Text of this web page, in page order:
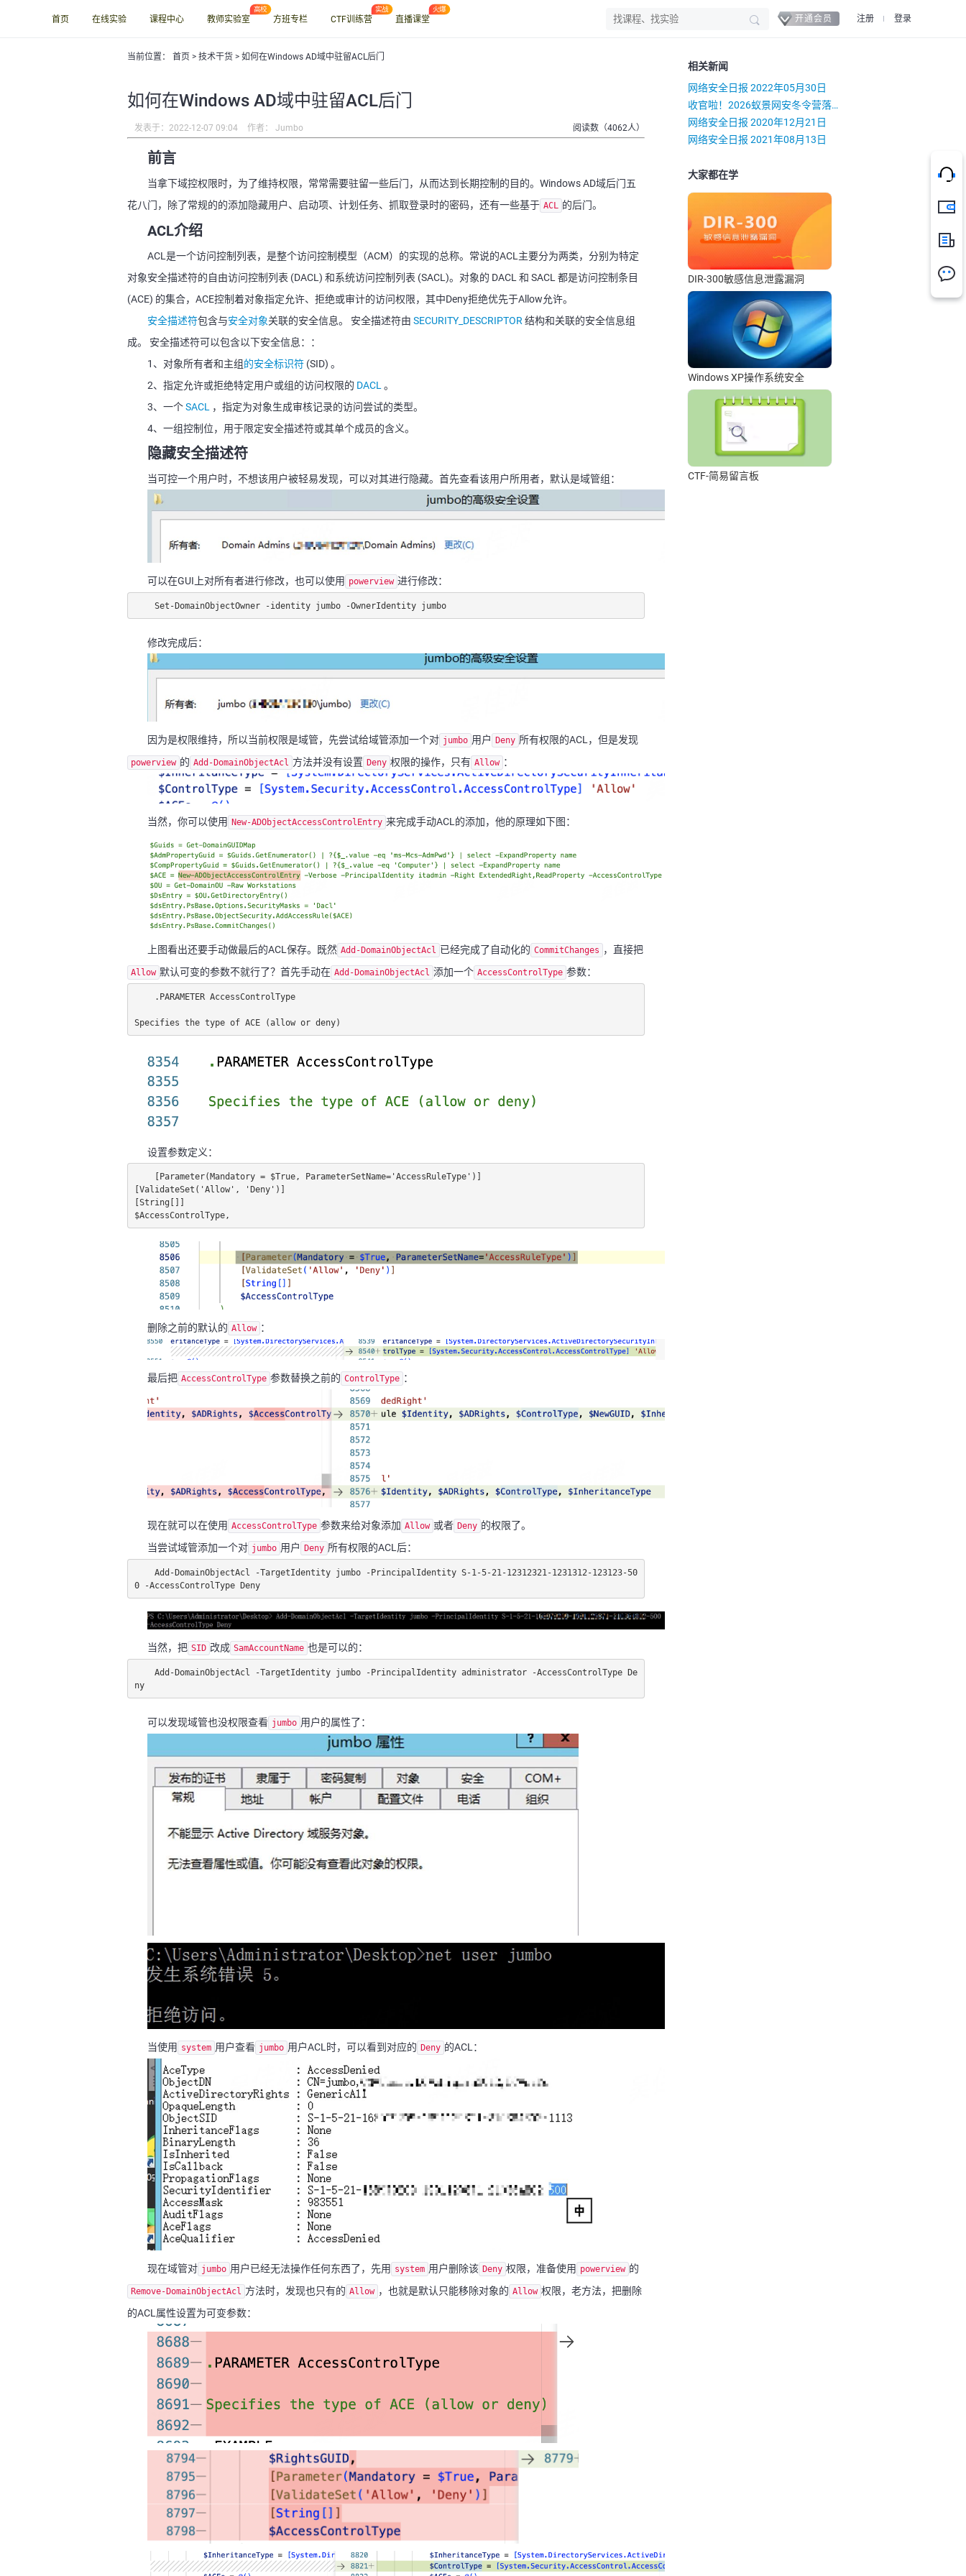
首页 在线实验 课程中心 教师实验室 方班专栏 CTF训练营 直播课堂 开通会员 注册 登录
当前位置： 首页 > 技术干货 > 如何在Windows AD域中驻留ACL后门
如何在Windows AD域中驻留ACL后门
发表于：2022-12-07 09:04 作者： Jumbo 阅读数（4062人）
前言
当拿下域控权限时，为了维持权限，常常需要驻留一些后门，从而达到长期控制的目的。Windows AD域后门五
花八门，除了常规的的添加隐藏用户、启动项、计划任务、抓取登录时的密码，还有一些基于 ACL 的后门。
ACL介绍
ACL是一个访问控制列表，是整个访问控制模型（ACM）的实现的总称。常说的ACL主要分为两类，分别为特定
对象安全描述符的自由访问控制列表 (DACL) 和系统访问控制列表 (SACL)。对象的 DACL 和 SACL 都是访问控制条目
(ACE) 的集合，ACE控制着对象指定允许、拒绝或审计的访问权限，其中Deny拒绝优先于Allow允许。
安全描述符包含与安全对象关联的安全信息。 安全描述符由 SECURITY_DESCRIPTOR 结构和关联的安全信息组
成。 安全描述符可以包含以下安全信息：：
1、对象所有者和主组的安全标识符 (SID) 。
2、指定允许或拒绝特定用户或组的访问权限的 DACL 。
3、一个SACL
，指定为对象生成审核记录的访问尝试的类型。
4、一组控制位，用于限定安全描述符或其单个成员的含义。
隐藏安全描述符
当可控一个用户时，不想该用户被轻易发现，可以对其进行隐藏。首先查看该用户所用者，默认是域管组：
可以在GUI上对所有者进行修改，也可以使用 powerview 进行修改：
Set-DomainObjectOwner -identity jumbo -OwnerIdentity jumbo
修改完成后：
因为是权限维持，所以当前权限是域管，先尝试给域管添加一个对 jumbo 用户 Deny 所有权限的ACL，但是发现
powerview 的 Add-DomainObjectAcl 方法并没有设置 Deny 权限的操作，只有 Allow ：
当然，你可以使用 New-ADObjectAccessControlEntry 来完成手动ACL的添加，他的原理如下图：
上图看出还要手动做最后的ACL保存。既然 Add-DomainObjectAcl 已经完成了自动化的 CommitChanges ，直接把
Allow 默认可变的参数不就行了？首先手动在 Add-DomainObjectAcl 添加一个 AccessControlType 参数：
.PARAMETER AccessControlType
Specifies the type of ACE (allow or deny)
设置参数定义：
[Parameter(Mandatory = $True, ParameterSetName='AccessRuleType')]
[ValidateSet('Allow', 'Deny')]
[String[]]
$AccessControlType,
删除之前的默认的 Allow ：
最后把 AccessControlType 参数替换之前的 ControlType ：
现在就可以在使用 AccessControlType 参数来给对象添加 Allow 或者 Deny 的权限了。
当尝试域管添加一个对 jumbo 用户 Deny 所有权限的ACL后：
Add-DomainObjectAcl -TargetIdentity jumbo -PrincipalIdentity S-1-5-21-12312321-1231312-123123-50
0 -AccessControlType Deny
当然，把 SID 改成 SamAccountName 也是可以的：
Add-DomainObjectAcl -TargetIdentity jumbo -PrincipalIdentity administrator -AccessControlType De
ny
可以发现域管也没权限查看 jumbo 用户的属性了：
当使用 system 用户查看 jumbo 用户ACL时，可以看到对应的 Deny 的ACL：
现在域管对 jumbo 用户已经无法操作任何东西了，先用 system 用户删除该 Deny 权限，准备使用 powerview 的
Remove-DomainObjectAcl 方法时，发现也只有的 Allow ，也就是默认只能移除对象的 Allow 权限，老方法，把删除
的ACL属性设置为可变参数：
相关新闻
网络安全日报 2022年05月30日
收官啦！2026蚁景网安冬令营落幕，实战练本领，不负每一份热爱
网络安全日报 2020年12月21日
网络安全日报 2021年08月13日
大家都在学
DIR-300敏感信息泄露漏洞
Windows XP操作系统安全
CTF-简易留言板